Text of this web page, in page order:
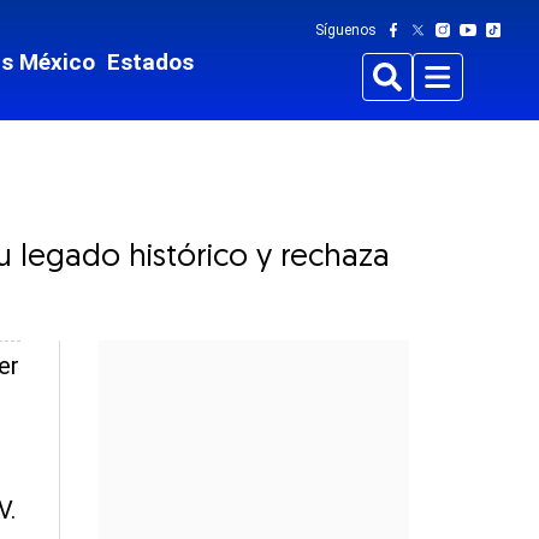
México Estados
Síguenos
BuscarMenu
legado histórico y rechaza